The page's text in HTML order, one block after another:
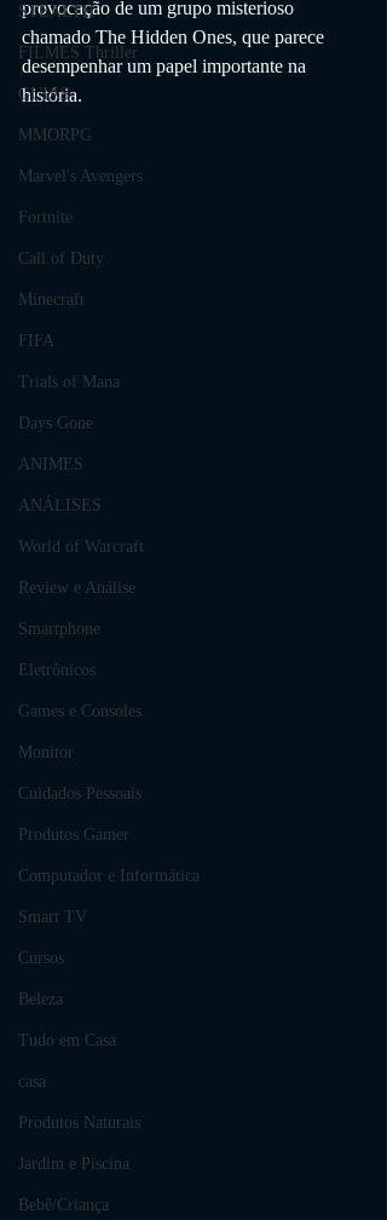
STEALTH
FILMES Thriller
GUIAS
MMORPG
Marvel's Avengers
Fortnite
Call of Duty
Minecraft
FIFA
Trials of Mana
Days Gone
ANIMES
ANÁLISES
World of Warcraft
Review e Análise
Smartphone
Eletrônicos
Games e Consoles
Monitor
Cuidados Pessoais
Produtos Gamer
Computador e Informática
Smart TV
Cursos
Beleza
Tudo em Casa
casa
Produtos Naturais
Jardim e Piscina
Bebê/Criança
provocação de um grupo misterioso
chamado The Hidden Ones, que parece
desempenhar um papel importante na
história.